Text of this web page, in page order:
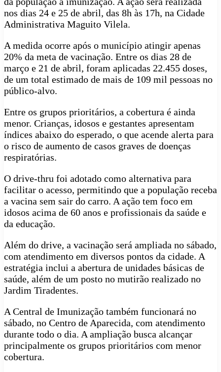
nos dias 24 e 25 de abril, das 8h às 17h, na Cidade
Administrativa Maguito Vilela.
A medida ocorre após o município atingir apenas
20% da meta de vacinação. Entre os dias 28 de
março e 21 de abril, foram aplicadas 22.455 doses,
de um total estimado de mais de 109 mil pessoas no
público-alvo.
Entre os grupos prioritários, a cobertura é ainda
menor. Crianças, idosos e gestantes apresentam
índices abaixo do esperado, o que acende alerta para
o risco de aumento de casos graves de doenças
respiratórias.
O drive-thru foi adotado como alternativa para
facilitar o acesso, permitindo que a população receba
a vacina sem sair do carro. A ação tem foco em
idosos acima de 60 anos e profissionais da saúde e
da educação.
Além do drive, a vacinação será ampliada no sábado,
com atendimento em diversos pontos da cidade. A
estratégia inclui a abertura de unidades básicas de
saúde, além de um posto no mutirão realizado no
Jardim Tiradentes.
A Central de Imunização também funcionará no
sábado, no Centro de Aparecida, com atendimento
durante todo o dia. A ampliação busca alcançar
principalmente os grupos prioritários com menor
cobertura.